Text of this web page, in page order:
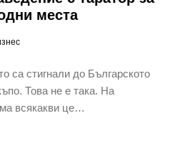
места
са стигнали до Българското
Това не е така. На
всякакви це…